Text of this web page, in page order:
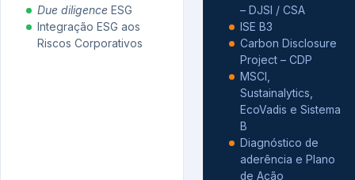
Due diligence ESG
Integração ESG aos
Riscos Corporativos
– DJSI / CSA
ISE B3
Carbon Disclosure
Project – CDP
MSCI,
Sustainalytics,
EcoVadis e Sistema
B
Diagnóstico de
aderência e Plano
de Ação